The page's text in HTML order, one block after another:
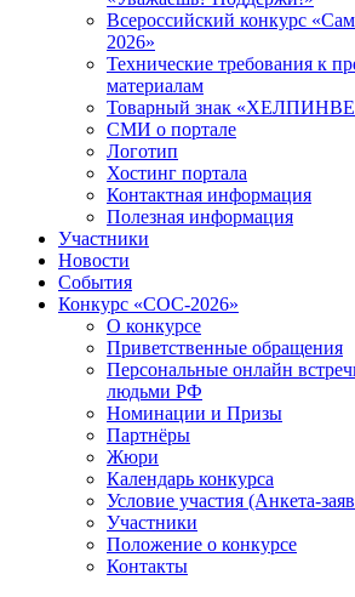
Всероссийский конкурс
2026»
Технические требования к
материалам
Товарный знак
СМИ о портале
Логотип
Хостинг портала
Контактная информация
Полезная информация
Участники
Новости
События
Конкурс «СОС-2026»
О конкурсе
Приветственные обращения
Персональные онлайн
людьми РФ
Номинации и Призы
Партнёры
Жюри
Календарь конкурса
Условие участия (Анкета-
Участники
Положение о конкурсе
Контакты